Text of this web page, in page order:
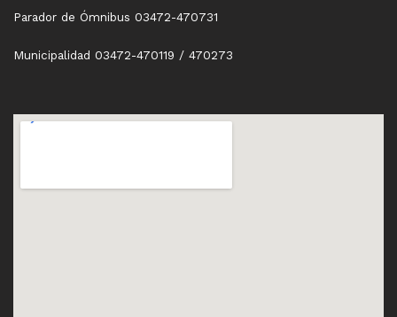
Parador de Ómnibus 03472-470731
Municipalidad 03472-470119 / 470273